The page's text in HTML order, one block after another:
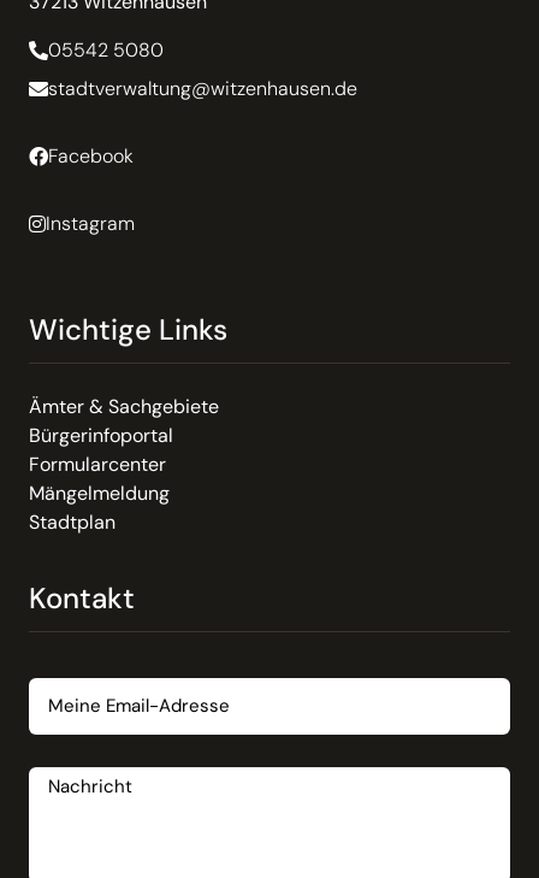
05542 5080
stadtverwaltung@witzenhausen.de
Facebook
Instagram
Wichtige Links
Ämter & Sachgebiete
Bürgerinfoportal
Formularcenter
Mängelmeldung
Stadtplan
Kontakt